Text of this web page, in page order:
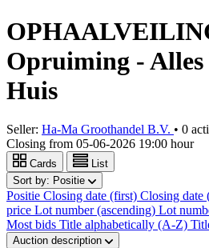
Opruiming -
Huis
Seller: Ha-Ma Groothandel B.V. • 0
Closing from 05-06-2026 19:00 hour
Cards
List
Sort by: Positie
Positie Closing date (first) Closing date
price Lot number (ascending) Lot
Most bids Title alphabetically (A-Z)
Auction description